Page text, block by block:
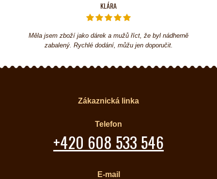
KLÁRA
Měla jsem zboží jako dárek a mužů říct, že byl nádherně
zabalený. Rychlé dodání, můžu jen doporučit.
Zákaznická linka
Telefon
+420 608 533 546
E-mail